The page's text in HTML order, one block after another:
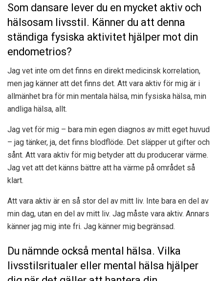
Som dansare lever du en mycket aktiv och
hälsosam livsstil. Känner du att denna
ständiga fysiska aktivitet hjälper mot din
endometrios?
Jag vet inte om det finns en direkt medicinsk korrelation,
men jag känner att det finns det. Att vara aktiv för mig är i
allmänhet bra för min mentala hälsa, min fysiska hälsa, min
andliga hälsa, allt.
Jag vet för mig – bara min egen diagnos av mitt eget huvud
– jag tänker, ja, det finns blodflöde. Det släpper ut gifter och
sånt. Att vara aktiv för mig betyder att du producerar värme.
Jag vet att det känns bättre att ha värme på området så
klart.
Att vara aktiv är en så stor del av mitt liv. Inte bara en del av
min dag, utan en del av mitt liv. Jag måste vara aktiv. Annars
känner jag mig inte fri. Jag känner mig begränsad.
Du nämnde också mental hälsa. Vilka
livsstilsritualer eller mental hälsa hjälper